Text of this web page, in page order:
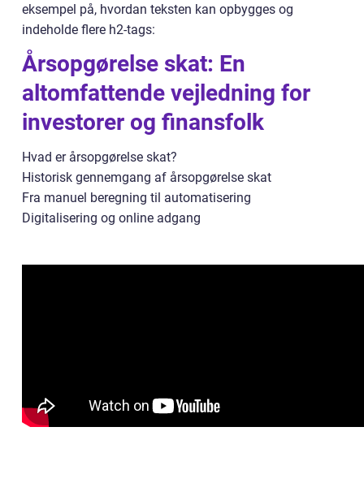
eksempel på, hvordan teksten kan opbygges og
indeholde flere h2-tags:
Årsopgørelse skat: En
altomfattende vejledning for
investorer og finansfolk
Hvad er årsopgørelse skat?
Historisk gennemgang af årsopgørelse skat
Fra manuel beregning til automatisering
Digitalisering og online adgang